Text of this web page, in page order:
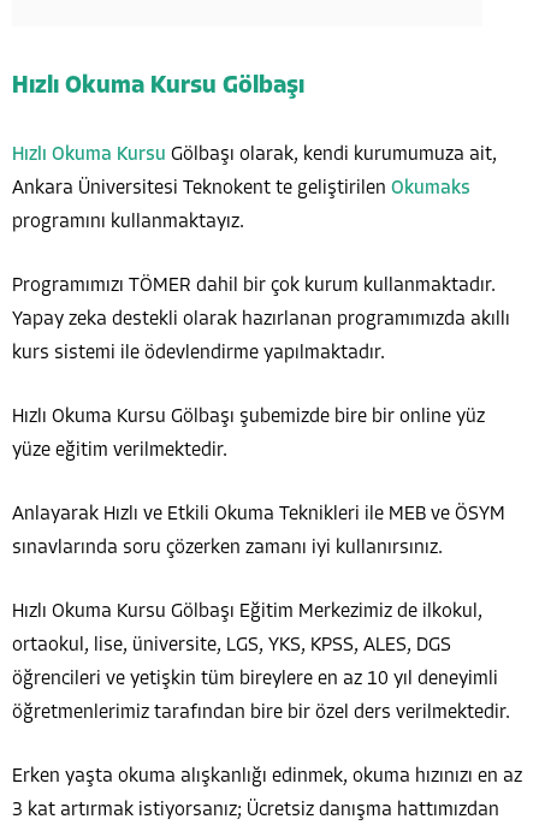
Hızlı Okuma Kursu Gölbaşı
Hızlı Okuma Kursu Gölbaşı olarak, kendi kurumumuza ait,
Ankara Üniversitesi Teknokent te geliştirilen Okumaks
programını kullanmaktayız.
Programımızı TÖMER dahil bir çok kurum kullanmaktadır.
Yapay zeka destekli olarak hazırlanan programımızda akıllı
kurs sistemi ile ödevlendirme yapılmaktadır.
Hızlı Okuma Kursu Gölbaşı şubemizde bire bir online yüz
yüze eğitim verilmektedir.
Anlayarak Hızlı ve Etkili Okuma Teknikleri ile MEB ve ÖSYM
sınavlarında soru çözerken zamanı iyi kullanırsınız.
Hızlı Okuma Kursu Gölbaşı Eğitim Merkezimiz de ilkokul,
ortaokul, lise, üniversite, LGS, YKS, KPSS, ALES, DGS
öğrencileri ve yetişkin tüm bireylere en az 10 yıl deneyimli
öğretmenlerimiz tarafından bire bir özel ders verilmektedir.
Erken yaşta okuma alışkanlığı edinmek, okuma hızınızı en az
3 kat artırmak istiyorsanız; Ücretsiz danışma hattımızdan